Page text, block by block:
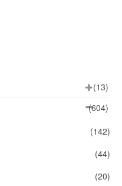
(13)
(604)
(142)
(44)
(20)